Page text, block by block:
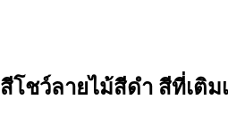
สีโชว์ลายไม้สีดำ สีที่เติ